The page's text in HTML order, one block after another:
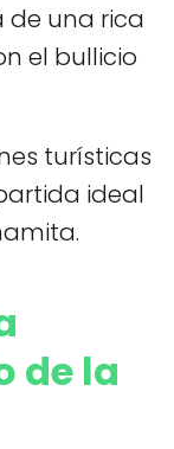
de una rica
el bullicio
turísticas
ideal
de la